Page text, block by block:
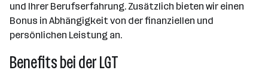
und Ihrer Berufserfahrung. Zusätzlich bieten wir einen
Bonus in Abhängigkeit von der finanziellen und
persönlichen Leistung an.
Benefits bei der LGT